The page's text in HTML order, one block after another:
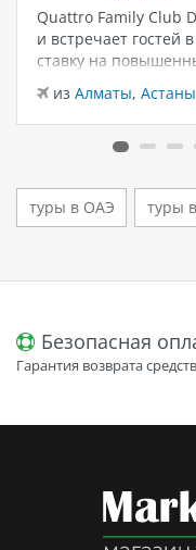
Quattro Family Club
и встречает гостей
ставку на
дизайн и атмосферу
моря. Отель
кто ищет семейный
из Алматы, Астаны
туры в ОАЭ туры
Безопасная
Гарантия возврата средств